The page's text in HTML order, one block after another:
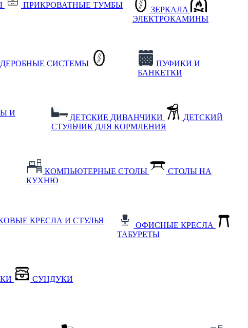
ПРИКРОВАТНЫЕ ТУМБЫ
ЗЕРКАЛА
ЭЛЕКТРОКАМИНЫ
СИСТЕМЫ
ПУФИКИ И
БАНКЕТКИ
И
ДЕТСКИЕ ДИВАНЧИКИ
ДЕТСКИЙ
СТУЛЬЧИК ДЛЯ КОРМЛЕНИЯ
КОМПЬЮТЕРНЫЕ СТОЛЫ
СТОЛЫ НА
КУХНЮ
КРЕСЛА И СТУЛЬЯ
ОФИСНЫЕ КРЕСЛА
ТАБУРЕТЫ
СУНДУКИ